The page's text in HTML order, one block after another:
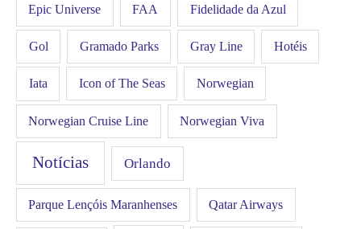
Epic Universe FAA Fidelidade da Azul
Gol Gramado Parks Gray Line Hotéis
Iata Icon of The Seas Norwegian
Norwegian Cruise Line Norwegian Viva
Notícias Orlando
Parque Lençóis Maranhenses Qatar Airways